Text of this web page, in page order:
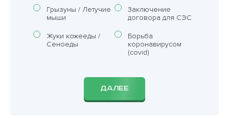
Грызуны / Летучие
мыши
Заключение
договора для СЭС
Жуки кожееды /
Сеноеды
Борьба
коронавирусом
(covid)
ДАЛЕЕ